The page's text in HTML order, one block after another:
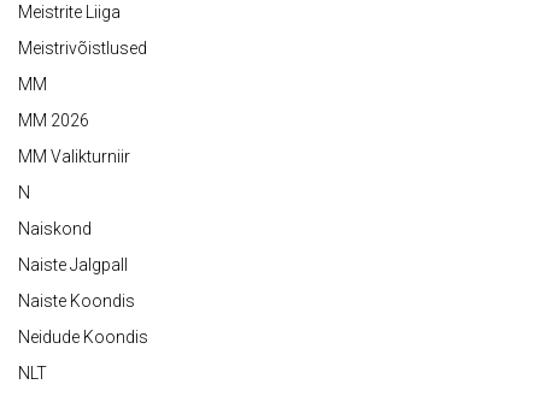
Meistrite Liiga
Meistrivõistlused
MM
MM 2026
MM Valikturniir
N
Naiskond
Naiste Jalgpall
Naiste Koondis
Neidude Koondis
NLT